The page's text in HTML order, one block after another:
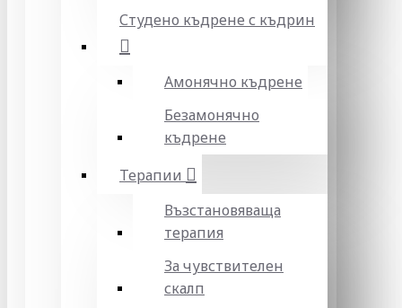
Студено къдрене с къдрин
Амонячно къдрене
Безамонячно
къдрене
Терапии
Възстановяваща
терапия
За чувствителен
скалп